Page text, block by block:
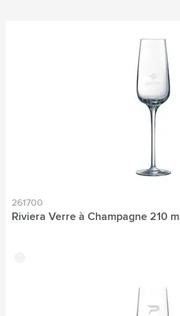
261700
Riviera Verre à Champagne 210 ml